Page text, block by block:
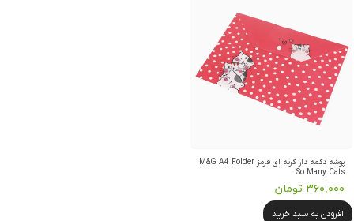
پوشه دکمه دار گربه ای قرمز M&G A4 Folder
So Many Cats
۳۶۰,۰۰۰ تومان
افزودن به سبد خرید